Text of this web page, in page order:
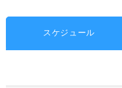
スケジュール